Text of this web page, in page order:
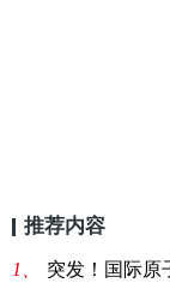
推荐内容
1、 突发！国际原